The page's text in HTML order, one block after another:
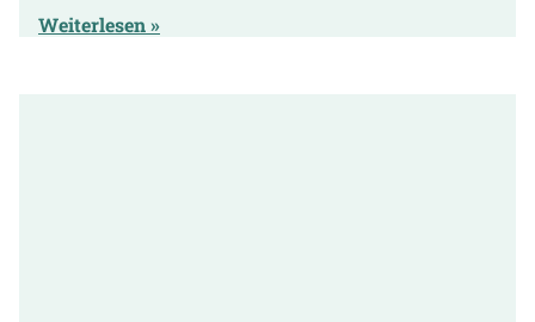
Weiterlesen »